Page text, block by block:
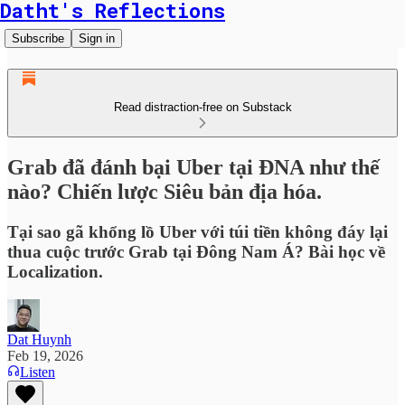
Datht's Reflections
Subscribe Sign in
Read distraction-free on Substack
Grab đã đánh bại Uber tại ĐNA như thế
nào? Chiến lược Siêu bản địa hóa.
Tại sao gã khổng lồ Uber với túi tiền không đáy lại
thua cuộc trước Grab tại Đông Nam Á? Bài học về
Localization.
Dat Huynh
Feb 19, 2026
Listen